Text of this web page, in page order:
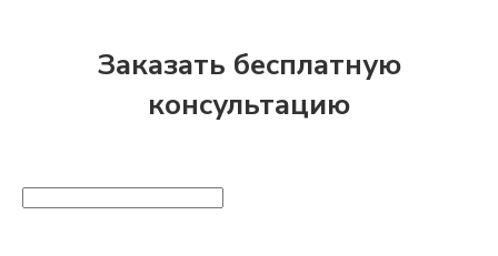
Заказать бесплатную
консультацию